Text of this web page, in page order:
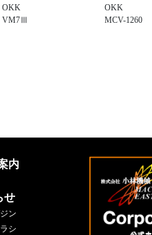
OKK
VM7Ⅲ
OKK
MCV-1260
内
せ
ン
シ